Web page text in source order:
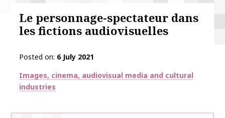
Le personnage-spectateur dans
les fictions audiovisuelles
Posted on 6 July 2021
Thématiques
Images, cinema, audiovisual media and cultural
industries